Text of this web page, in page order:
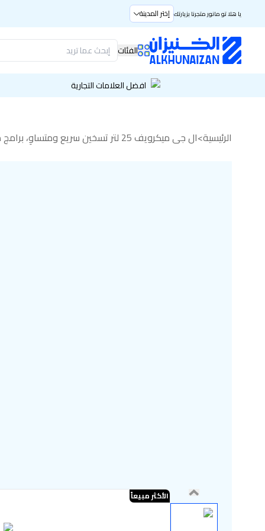
يا هلا تو مانور متجرنا بزيارتك إختر المدينة
الفئات
افضل العلامات التجارية
الرئيسية>ال جي ميكرويف 25 لتر تسخين سريع ومتساوٍ، برامج طهي متعددة، تصميم عملي وأنيق أسود
الأكثر مبيعاً